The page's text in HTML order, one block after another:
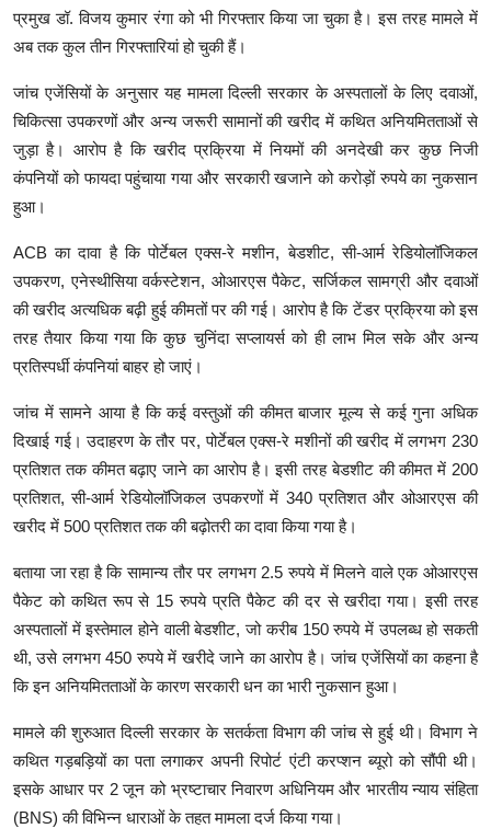
प्रमुख डॉ. विजय कुमार रंगा को भी गिरफ्तार किया जा चुका है। इस तरह मामले में
अब तक कुल तीन गिरफ्तारियां हो चुकी हैं।
जांच एजेंसियों के अनुसार यह मामला दिल्ली सरकार के अस्पतालों के लिए दवाओं,
चिकित्सा उपकरणों और अन्य जरूरी सामानों की खरीद में कथित अनियमितताओं से
जुड़ा है। आरोप है कि खरीद प्रक्रिया में नियमों की अनदेखी कर कुछ निजी
कंपनियों को फायदा पहुंचाया गया और सरकारी खजाने को करोड़ों रुपये का नुकसान
हुआ।
ACB का दावा है कि पोर्टेबल एक्स-रे मशीन, बेडशीट, सी-आर्म रेडियोलॉजिकल
उपकरण, एनेस्थीसिया वर्कस्टेशन, ओआरएस पैकेट, सर्जिकल सामग्री और दवाओं
की खरीद अत्यधिक बढ़ी हुई कीमतों पर की गई। आरोप है कि टेंडर प्रक्रिया को इस
तरह तैयार किया गया कि कुछ चुनिंदा सप्लायर्स को ही लाभ मिल सके और अन्य
प्रतिस्पर्धी कंपनियां बाहर हो जाएं।
जांच में सामने आया है कि कई वस्तुओं की कीमत बाजार मूल्य से कई गुना अधिक
दिखाई गई। उदाहरण के तौर पर, पोर्टेबल एक्स-रे मशीनों की खरीद में लगभग 230
प्रतिशत तक कीमत बढ़ाए जाने का आरोप है। इसी तरह बेडशीट की कीमत में 200
प्रतिशत, सी-आर्म रेडियोलॉजिकल उपकरणों में 340 प्रतिशत और ओआरएस की
खरीद में 500 प्रतिशत तक की बढ़ोतरी का दावा किया गया है।
बताया जा रहा है कि सामान्य तौर पर लगभग 2.5 रुपये में मिलने वाले एक ओआरएस
पैकेट को कथित रूप से 15 रुपये प्रति पैकेट की दर से खरीदा गया। इसी तरह
अस्पतालों में इस्तेमाल होने वाली बेडशीट, जो करीब 150 रुपये में उपलब्ध हो सकती
थी, उसे लगभग 450 रुपये में खरीदे जाने का आरोप है। जांच एजेंसियों का कहना है
कि इन अनियमितताओं के कारण सरकारी धन का भारी नुकसान हुआ।
मामले की शुरुआत दिल्ली सरकार के सतर्कता विभाग की जांच से हुई थी। विभाग ने
कथित गड़बड़ियों का पता लगाकर अपनी रिपोर्ट एंटी करप्शन ब्यूरो को सौंपी थी।
इसके आधार पर 2 जून को भ्रष्टाचार निवारण अधिनियम और भारतीय न्याय संहिता
(BNS) की विभिन्न धाराओं के तहत मामला दर्ज किया गया।